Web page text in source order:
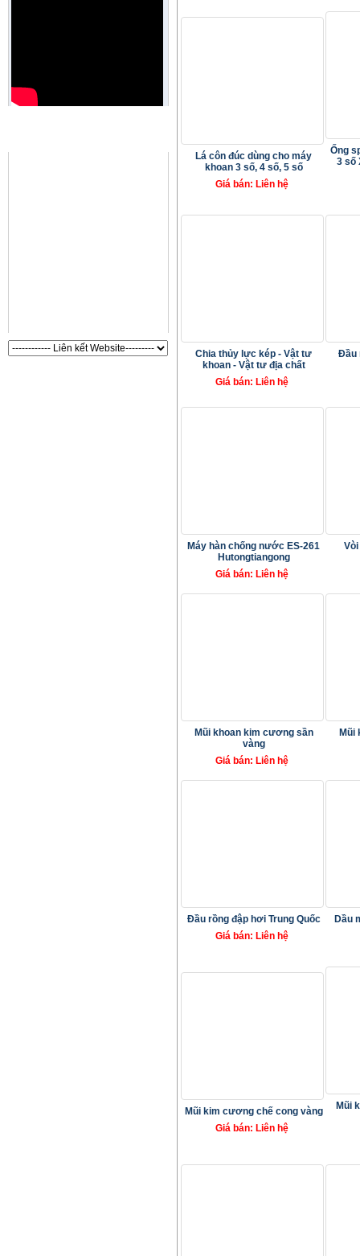
Lá côn đúc dùng cho máy
khoan 3 số, 4 số, 5 số
Giá bán: Liên hệ
Ống
3 số
Chia thủy lực kép - Vật tư
khoan - Vật tư địa chất
Giá bán: Liên hệ
Đầu
Máy hàn chống nước ES-261
Hutongtiangong
Giá bán: Liên hệ
Mũi khoan kim cương sần
vàng
Giá bán: Liên hệ
Mũi
Đầu rồng đập hơi Trung Quốc
Giá bán: Liên hệ
Dầu
Mũi kim cương chế cong vàng
Giá bán: Liên hệ
Mũi